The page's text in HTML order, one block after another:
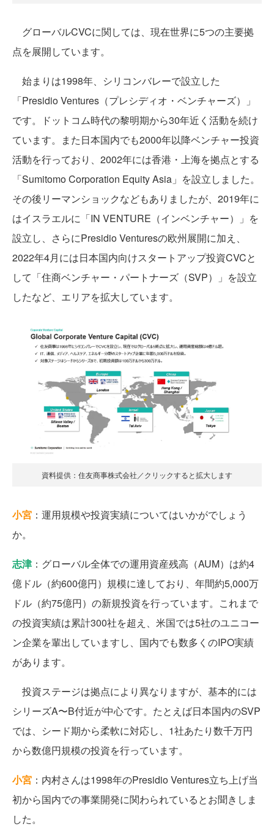
グローバルCVCに関しては、現在世界に5つの主要拠
点を展開しています。
始まりは1998年、シリコンバレーで設立した
「Presidio Ventures（プレシディオ・ベンチャーズ）」
です。ドットコム時代の黎明期から30年近く活動を続け
ています。また日本国内でも2000年以降ベンチャー投資
活動を行っており、2002年には香港・上海を拠点とする
「Sumitomo Corporation Equity Asia」を設立しました。
その後リーマンショックなどもありましたが、2019年に
はイスラエルに「IN VENTURE（インベンチャー）」を
設立し、さらにPresidio Venturesの欧州展開に加え、
2022年4月には日本国内向けスタートアップ投資CVCと
して「住商ベンチャー・パートナーズ（SVP）」を設立
したなど、エリアを拡大しています。
資料提供：住友商事株式会社／クリックすると拡大します
小宮 ：運用規模や投資実績についてはいかがでしょう
か。
志津：グローバル全体での運用資産残高（AUM）は約4
億ドル（約600億円）規模に達しており、年間約5,000万
ドル（約75億円）の新規投資を行っています。これまで
の投資実績は累計300社を超え、米国では5社のユニコー
ン企業を輩出していますし、国内でも数多くのIPO実績
があります。
投資ステージは拠点により異なりますが、基本的には
シリーズA〜B付近が中心です。たとえば日本国内のSVP
では、シード期から柔軟に対応し、1社あたり数千万円
から数億円規模の投資を行っています。
小宮 ：内村さんは1998年のPresidio Ventures立ち上げ当
初から国内での事業開発に関わられているとお聞きしま
した。